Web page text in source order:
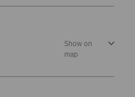
Show on
map